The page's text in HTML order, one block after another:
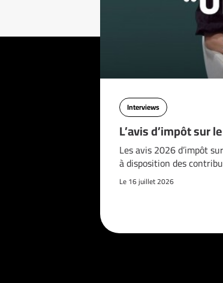
Interviews
L’avis d’impôt sur
Les avis 2026 d’impôt
à disposition des
Le 16 juillet 2026